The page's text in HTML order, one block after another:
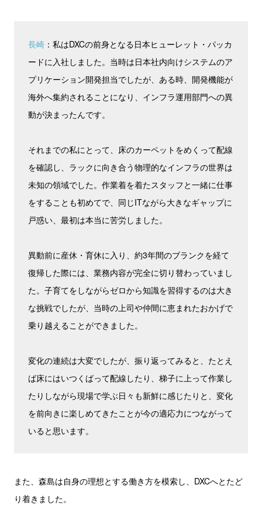
長崎 ：私はDXCの前身となる日本ヒューレット・パッカ
ードに入社しました。当時は日本社内向けシステムのア
プリケーション開発担当でしたが、ある時、開発機能が
海外へ集約されることになり、インフラ運用部門への異
動が決まったんです。
それまでの私にとって、床のカーペットをめくって配線
を確認し、ラックに向き合う物理的なインフラの世界は
未知の領域でした。作業着を着たスタッフと一緒に仕事
をすることも初めてで、同じITながら大きなギャップに
戸惑い、最初は本当に苦労しました。
異動前に産休・育休に入り、約3年間のブランクを経て
復帰した際には、業務内容が完全に切り替わっていまし
た。子育てをしながらゼロから知識を習得するのは大き
な挑戦でしたが、当時の上司や仲間に恵まれたおかげで
乗り越えることができました。
変化の連続は大変でしたが、振り返ってみると、たとえ
ば床にはいつくばって配線したり、梯子に上って作業し
たりしながら現場で学ぶ日々も新鮮に感じたりと、変化
を前向きに楽しめてきたことが今の適応力につながって
いると思います。
また、森島は自身の理想とする働き方を模索し、DXCへとたど
り着きました。